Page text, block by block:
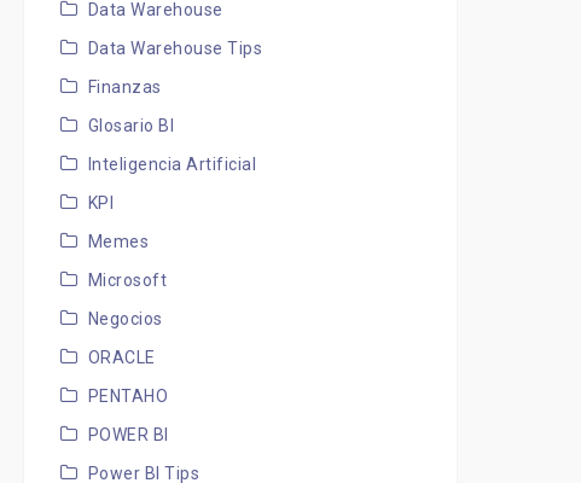
Data Warehouse
Data Warehouse Tips
Finanzas
Glosario BI
Inteligencia Artificial
KPI
Memes
Microsoft
Negocios
ORACLE
PENTAHO
POWER BI
Power BI Tips